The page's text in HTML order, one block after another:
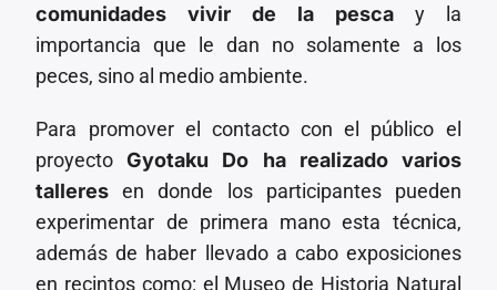
comunidades vivir de la pesca y la
importancia que le dan no solamente a los
peces, sino al medio ambiente.
Para promover el contacto con el público el
proyectoGyotaku Do ha realizado varios
talleresen donde los participantes pueden
experimentar de primera mano esta técnica,
además de haber llevado a cabo exposiciones
en recintos como: el Museo de Historia Natural